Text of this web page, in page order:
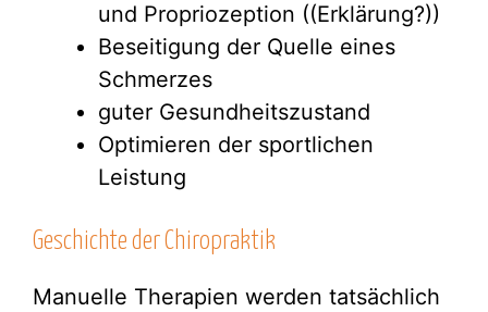
und Propriozeption ((Erklärung?))
Beseitigung der Quelle eines
Schmerzes
guter Gesundheitszustand
Optimieren der sportlichen
Leistung
Geschichte der Chiropraktik
Manuelle Therapien werden tatsächlich